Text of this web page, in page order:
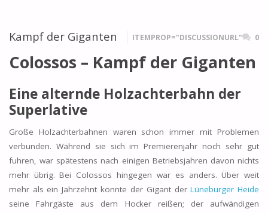
Kampf der Giganten ITEMPROP="DISCUSSIONURL" 0
Colossos – Kampf der Giganten
Eine alternde Holzachterbahn der
Superlative
Große Holzachterbahnen waren schon immer mit Problemen
verbunden. Während sie sich im Premierenjahr noch sehr gut
fuhren, war spätestens nach einigen Betriebsjahren davon nichts
mehr übrig. Bei Colossos hingegen war es anders. Über weit
mehr als ein Jahrzehnt konnte der Gigant derLüneburger Heide
seine Fahrgäste aus dem Hocker reißen; der aufwändigen